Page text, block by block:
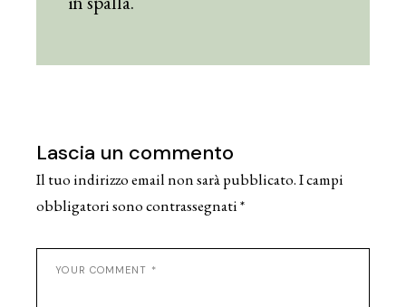
Lascia un commento
Il tuo indirizzo email non sarà pubblicato.I campi
obbligatori sono contrassegnati*